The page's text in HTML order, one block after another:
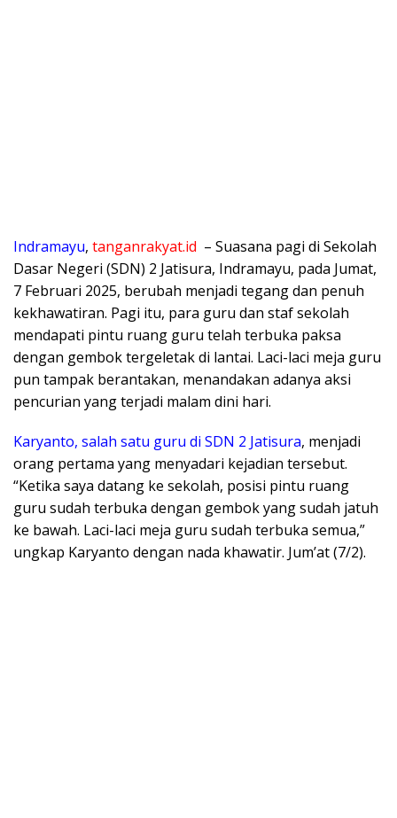
Indramayu, tanganrakyat.id – Suasana pagi di Sekolah
Dasar Negeri (SDN) 2 Jatisura, Indramayu, pada Jumat,
7 Februari 2025, berubah menjadi tegang dan penuh
kekhawatiran. Pagi itu, para guru dan staf sekolah
mendapati pintu ruang guru telah terbuka paksa
dengan gembok tergeletak di lantai. Laci-laci meja guru
pun tampak berantakan, menandakan adanya aksi
pencurian yang terjadi malam dini hari.
Karyanto, salah satu guru di SDN 2 Jatisura, menjadi
orang pertama yang menyadari kejadian tersebut.
“Ketika saya datang ke sekolah, posisi pintu ruang
guru sudah terbuka dengan gembok yang sudah jatuh
ke bawah. Laci-laci meja guru sudah terbuka semua,”
ungkap Karyanto dengan nada khawatir. Jum’at (7/2).